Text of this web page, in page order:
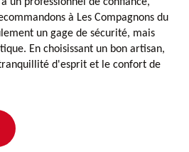
à Les Compagnons du
un gage de sécurité, mais
En choisissant un bon artisan,
d'esprit et le confort de